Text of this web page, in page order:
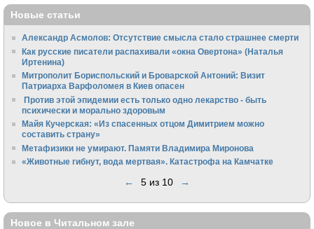
Новые статьи
Александр Асмолов: Отсутствие смысла стало страшнее смерти
Как русские писатели распахивали «окна Овертона» (Наталья
Иртенина)
Митрополит Бориспольский и Броварской Антоний: Визит
Патриарха Варфоломея в Киев опасен
Против этой эпидемии есть только одно лекарство - быть
психически и морально здоровым
Майя Кучерская: «Из спасенных отцом Димитрием можно
составить страну»
Метафизики не умирают. Памяти Владимира Миронова
«Животные гибнут, вода мертвая». Катастрофа на Камчатке
← 5 из 10 →
Новое в Читальном зале